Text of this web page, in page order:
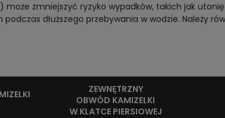
może zmniejszyć ryzyko wypadków, takich jak
dłuższego przebywania w wodzie. Należy
ZEWNĘTRZNY
OBWÓD KAMIZELKI
W KLATCE PIERSIOWEJ